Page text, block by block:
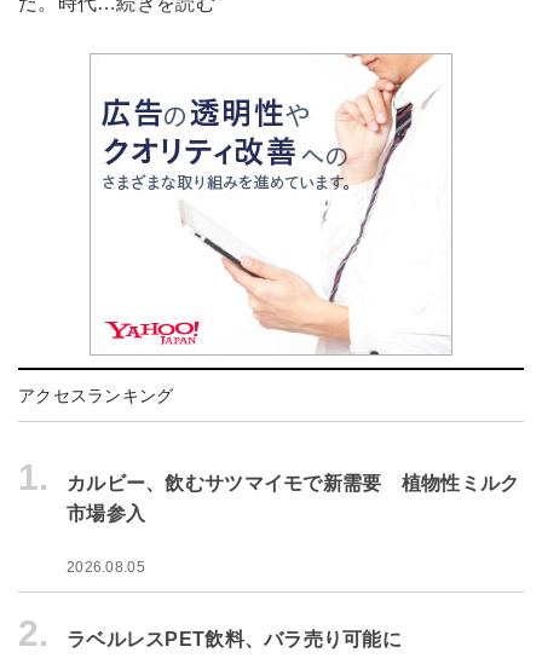
アクセスランキング
1.
カルビー、飲むサツマイモで新需要 植物性ミルク
市場参入
2026.08.05
2. ラベルレスPET飲料、バラ売り可能に